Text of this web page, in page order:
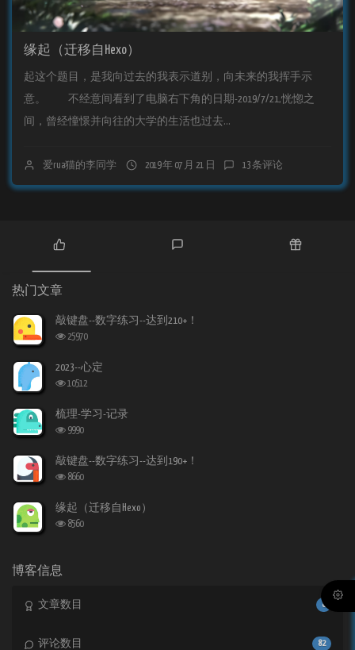
缘起（迁移自Hexo）
起这个题目，是我向过去的我表示道别，向未来的我挥手示
意。 不经意间看到了电脑右下角的日期-2019/7/21,恍惚之
间，曾经憧憬并向往的大学的生活也过去...
爱rua猫的李同学 2019 年 07 月 21 日 13 条评论
门
章
热门文章
敲键盘--数字练习--达到210+！
浏
次
数:
25970
2023--心定
浏
次
数:
10512
梳理-学习-记录
浏
次
数:
9990
敲键盘--数字练习--达到190+！
浏
次
数:
8660
缘起（迁移自Hexo）
浏
8560
博客信息
8
文章数目
82
评论数目